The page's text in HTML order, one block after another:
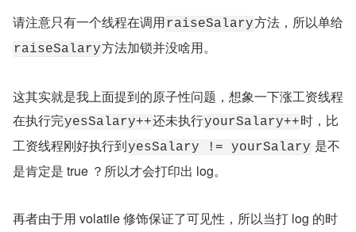
请注意只有一个线程在调用 raiseSalary方法，所以单给
raiseSalary方法加锁并没啥用。
这其实就是我上面提到的原子性问题，想象一下涨工资线程
在执行完yesSalary++还未执行yourSalary++时，比
工资线程刚好执行到yesSalary != yourSalary 是不
是肯定是 true ？所以才会打印出 log。
再者由于用 volatile 修饰保证了可见性，所以当打 log 的时